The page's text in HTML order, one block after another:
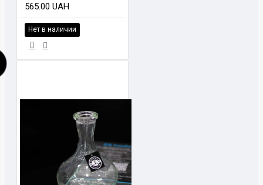
565.00 UAH
Нет в наличии